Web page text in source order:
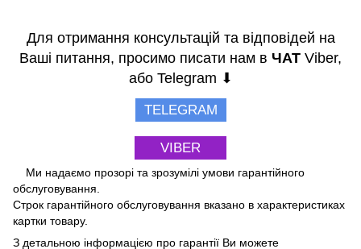
Для отримання консультацій та відповідей на
Ваші питання, просимо писати нам в ЧАТ Viber,
або Telegram ⬇
TELEGRAM
VIBER
Ми надаємо прозорі та зрозумілі умови гарантійного
обслуговування.
Строк гарантійного обслуговування вказано в характеристиках
картки товару.
З детальною інформацією про гарантії Ви можете